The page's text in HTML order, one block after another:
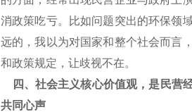
消政策吃亏。比如问题突出的环保领
远的，我以为对国家和整个社会而言
和政策规定，让歧视不在。
四、社会主义核心价值观，是民营
共同心声